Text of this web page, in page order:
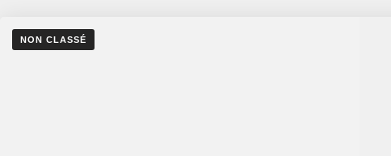
NON CLASSÉ